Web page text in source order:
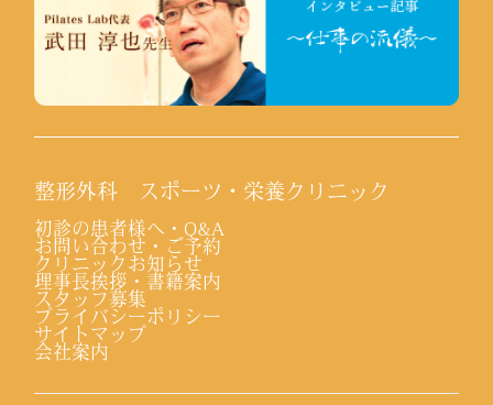
整形外科 スポーツ・栄養クリニック
初診の患者様へ・Q&A
お問い合わせ・ご予約
クリニックお知らせ
理事長挨拶・書籍案内
スタッフ募集
プライバシーポリシー
サイトマップ
会社案内